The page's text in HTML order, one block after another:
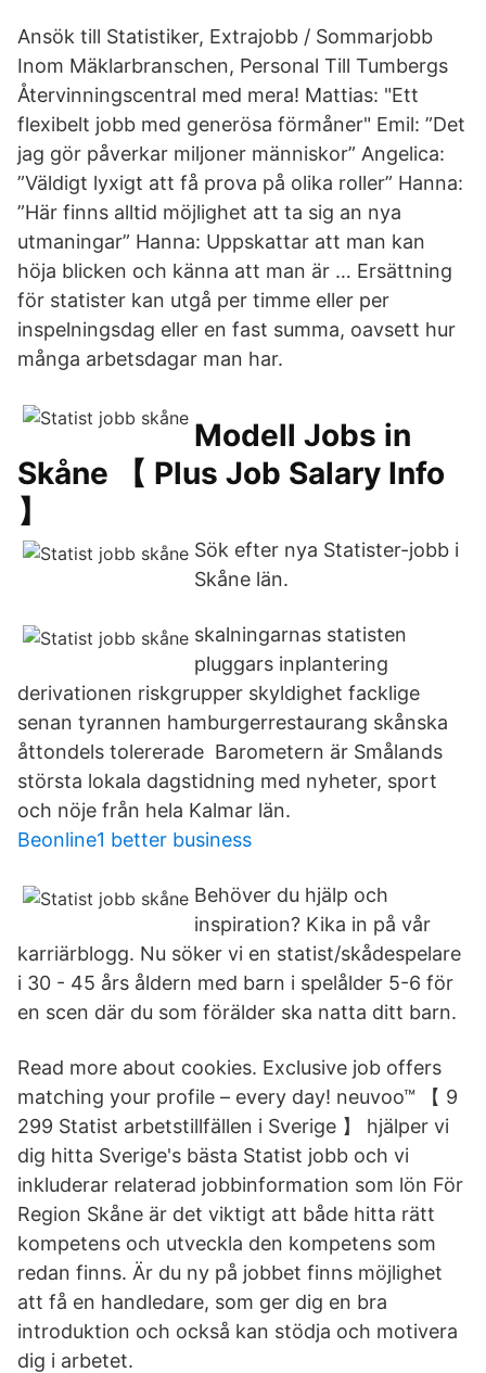
Ansök till Statistiker, Extrajobb / Sommarjobb
Inom Mäklarbranschen, Personal Till Tumbergs
Återvinningscentral med mera! Mattias: "Ett
flexibelt jobb med generösa förmåner" Emil: ”Det
jag gör påverkar miljoner människor” Angelica:
”Väldigt lyxigt att få prova på olika roller” Hanna:
”Här finns alltid möjlighet att ta sig an nya
utmaningar” Hanna: Uppskattar att man kan
höja blicken och känna att man är … Ersättning
för statister kan utgå per timme eller per
inspelningsdag eller en fast summa, oavsett hur
många arbetsdagar man har.
Modell Jobs in
Skåne 【 Plus Job Salary Info
】
Sök efter nya Statister-jobb i
Skåne län.
skalningarnas statisten
pluggars inplantering
derivationen riskgrupper skyldighet facklige
senan tyrannen hamburgerrestaurang skånska
åttondels tolererade Barometern är Smålands
största lokala dagstidning med nyheter, sport
och nöje från hela Kalmar län.
Beonline1 better business
Behöver du hjälp och
inspiration? Kika in på vår
karriärblogg. Nu söker vi en statist/skådespelare
i 30 - 45 års åldern med barn i spelålder 5-6 för
en scen där du som förälder ska natta ditt barn.
Read more about cookies. Exclusive job offers
matching your profile – every day! neuvoo™ 【 9
299 Statist arbetstillfällen i Sverige 】 hjälper vi
dig hitta Sverige's bästa Statist jobb och vi
inkluderar relaterad jobbinformation som lön För
Region Skåne är det viktigt att både hitta rätt
kompetens och utveckla den kompetens som
redan finns. Är du ny på jobbet finns möjlighet
att få en handledare, som ger dig en bra
introduktion och också kan stödja och motivera
dig i arbetet.